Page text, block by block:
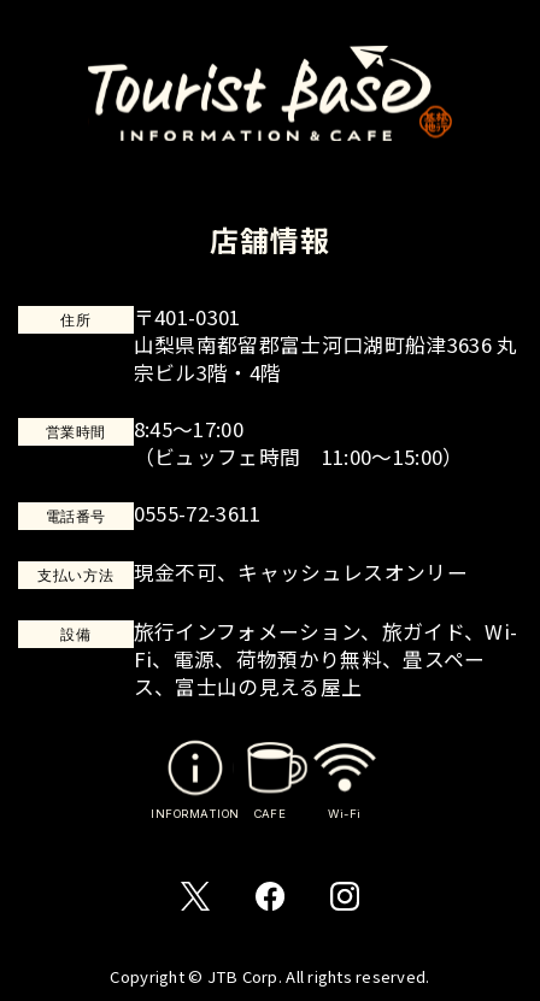
店舗情報
住所
〒401-0301
山梨県南都留郡富士河口湖町船津3636 丸
宗ビル3階・4階
営業時間
8:45～17:00
（ビュッフェ時間 11:00～15:00）
電話番号 0555-72-3611
支払い方法 現金不可、キャッシュレスオンリー
設備
旅行インフォメーション、旅ガイド、Wi-
Fi、電源、荷物預かり無料、畳スペー
ス、富士山の見える屋上
INFORMATION CAFE Wi-Fi
Copyright © JTB Corp. All rights reserved.